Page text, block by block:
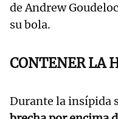
de Andrew
su bola.
CONTENER LA
Durante la insípida